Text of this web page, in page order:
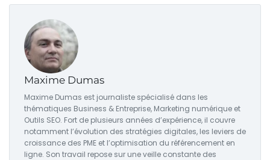
Maxime Dumas
Maxime Dumas est journaliste spécialisé dans les
thématiques Business & Entreprise, Marketing numérique et
Outils SEO. Fort de plusieurs années d’expérience, il couvre
notamment l’évolution des stratégies digitales, les leviers de
croissance des PME et l’optimisation du référencement en
ligne. Son travail repose sur une veille constante des